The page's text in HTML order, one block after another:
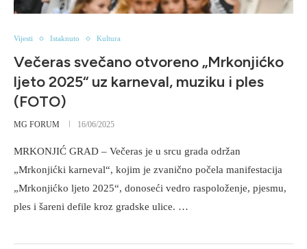
Vijesti Istaknuto Kultura
Večeras svečano otvoreno „Mrkonjićko
ljeto 2025“ uz karneval, muziku i ples
(FOTO)
MG FORUM 16/06/2025
MRKONJIĆ GRAD – Večeras je u srcu grada održan
„Mrkonjićki karneval“, kojim je zvanično počela manifestacija
„Mrkonjićko ljeto 2025“, donoseći vedro raspoloženje, pjesmu,
ples i šareni defile kroz gradske ulice. …